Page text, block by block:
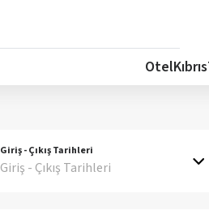
OtelKıbrıs
Giriş - Çıkış Tarihleri
Giriş - Çıkış Tarihleri